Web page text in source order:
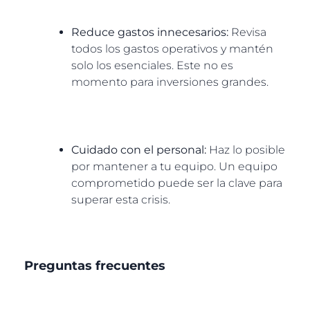
Reduce gastos innecesarios: Revisa
todos los gastos operativos y mantén
solo los esenciales. Este no es
momento para inversiones grandes.
Cuidado con el personal: Haz lo posible
por mantener a tu equipo. Un equipo
comprometido puede ser la clave para
superar esta crisis.
Preguntas frecuentes